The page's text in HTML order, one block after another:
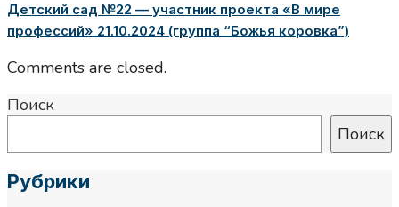
Детский сад №22 — участник проекта «В мире
профессий» 21.10.2024 (группа “Божья коровка”)
Comments are closed.
Поиск
Поиск
Рубрики